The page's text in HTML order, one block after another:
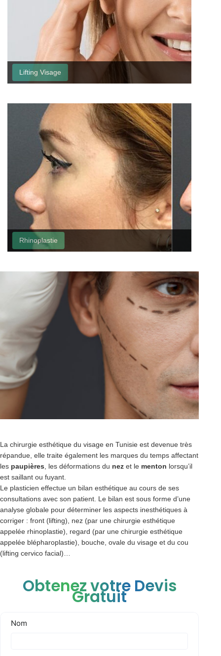
Lifting Visage
Rhinoplastie
La chirurgie esthétique du visage en Tunisie est devenue très
répandue, elle traite également les marques du temps affectant
les paupières , les déformations du nez et le menton lorsqu’il
est saillant ou fuyant.
Le plasticien effectue un bilan esthétique au cours de ses
consultations avec son patient. Le bilan est sous forme d’une
analyse globale pour déterminer les aspects inesthétiques à
corriger : front (lifting), nez (par une chirurgie esthétique
appelée rhinoplastie), regard (par une chirurgie esthétique
appelée blépharoplastie), bouche, ovale du visage et du cou
(lifting cervico facial)…
Obtenez votre Devis
Gratuit